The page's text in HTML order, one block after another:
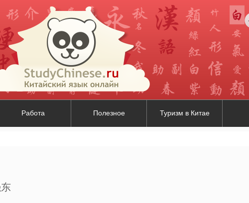
Работа Полезное Туризм в Китае